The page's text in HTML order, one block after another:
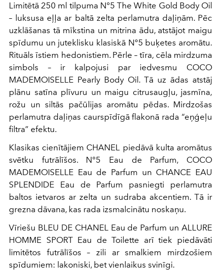
Limitētā 250 ml tilpuma N°5 The White Gold Body Oil
– luksusa eļļa ar baltā zelta perlamutra daļiņām. Pēc
uzklāšanas tā mīkstina un mitrina ādu, atstājot maigu
spīdumu un juteklisku klasiskā N°5 buķetes aromātu.
Rituāls īstiem hedonistiem. Pērle – tīra, cēla mirdzuma
simbols – ir kalpojusi par iedvesmu COCO
MADEMOISELLE Pearly Body Oil. Tā uz ādas atstāj
plānu satīna plīvuru un maigu citrusaugļu, jasmīna,
rožu un siltās pačūlijas aromātu pēdas. Mirdzošas
perlamutra daļiņas caurspīdīgā flakonā rada “eņģeļu
filtra” efektu.
Klasikas cienītājiem CHANEL piedāvā kulta aromātus
svētku futrālīšos. N°5 Eau de Parfum, COCO
MADEMOISELLE Eau de Parfum un CHANCE EAU
SPLENDIDE Eau de Parfum pasniegti perlamutra
baltos ietvaros ar zelta un sudraba akcentiem. Tā ir
grezna dāvana, kas rada izsmalcinātu noskaņu.
Vīriešu BLEU DE CHANEL Eau de Parfum un ALLURE
HOMME SPORT Eau de Toilette arī tiek piedāvāti
limitētos futrālīšos – zili ar smalkiem mirdzošiem
spīdumiem: lakoniski, bet vienlaikus svinīgi.